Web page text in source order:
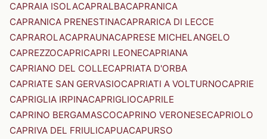
CAPRAIA ISOLACAPRALBACAPRANICA
CAPRANICA PRENESTINACAPRARICA DI LECCE
CAPRAROLACAPRAUNACAPRESE MICHELANGELO
CAPREZZOCAPRICAPRI LEONECAPRIANA
CAPRIANO DEL COLLECAPRIATA D'ORBA
CAPRIATE SAN GERVASIOCAPRIATI A VOLTURNOCAPRIE
CAPRIGLIA IRPINACAPRIGLIOCAPRILE
CAPRINO BERGAMASCOCAPRINO VERONESECAPRIOLO
CAPRIVA DEL FRIULICAPUACAPURSO